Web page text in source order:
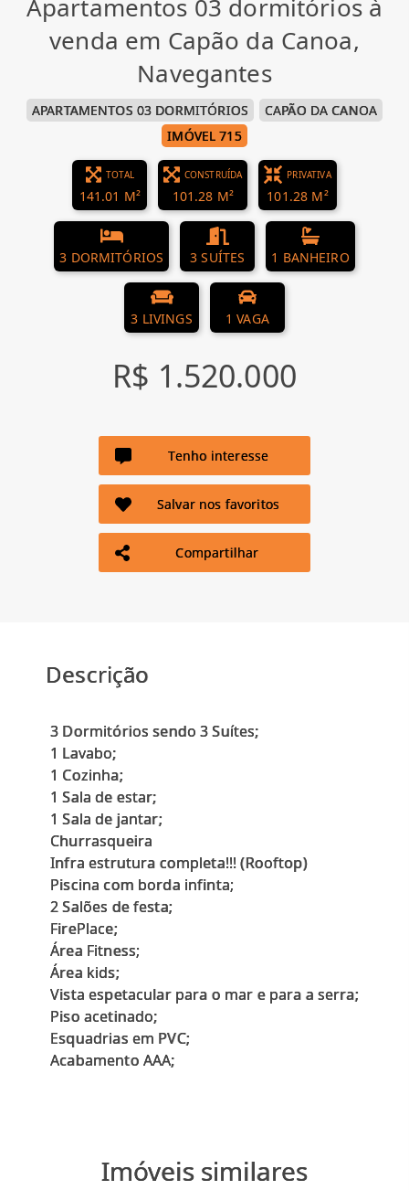
Apartamentos 03 dormitórios à
venda em Capão da Canoa,
Navegantes
APARTAMENTOS 03 DORMITÓRIOS
CAPÃO DA CANOA
IMÓVEL 715
TOTAL
141.01 M²
CONSTRUÍDA
101.28 M²
PRIVATIVA
101.28 M²
3 DORMITÓRIOS 3 SUÍTES 1 BANHEIRO
3 LIVINGS 1 VAGA
R$ 1.520.000
Tenho interesse
Salvar nos favoritos
Compartilhar
Descrição
3 Dormitórios sendo 3 Suítes;
1 Lavabo;
1 Cozinha;
1 Sala de estar;
1 Sala de jantar;
Churrasqueira
Infra estrutura completa!!! (Rooftop)
Piscina com borda infinta;
2 Salões de festa;
FirePlace;
Área Fitness;
Área kids;
Vista espetacular para o mar e para a serra;
Piso acetinado;
Esquadrias em PVC;
Imóveis similares